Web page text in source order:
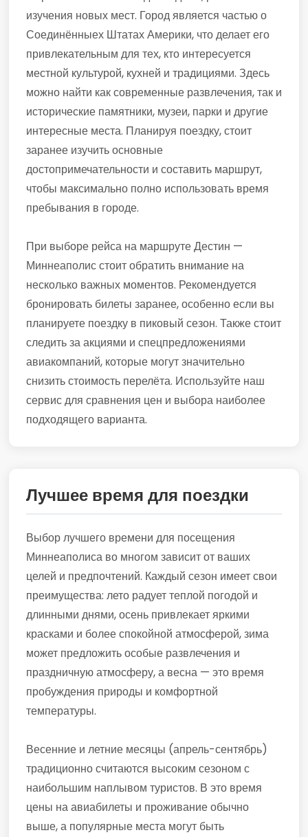
изучения новых мест. Город является частью о
Соединённыех Штатах Америки, что делает его
привлекательным для тех, кто интересуется
местной культурой, кухней и традициями. Здесь
можно найти как современные развлечения, так и
исторические памятники, музеи, парки и другие
интересные места. Планируя поездку, стоит
заранее изучить основные
достопримечательности и составить маршрут,
чтобы максимально полно использовать время
пребывания в городе.
При выборе рейса на маршруте Дестин —
Миннеаполис стоит обратить внимание на
несколько важных моментов. Рекомендуется
бронировать билеты заранее, особенно если вы
планируете поездку в пиковый сезон. Также стоит
следить за акциями и спецпредложениями
авиакомпаний, которые могут значительно
снизить стоимость перелёта. Используйте наш
сервис для сравнения цен и выбора наиболее
подходящего варианта.
Лучшее время для поездки
Выбор лучшего времени для посещения
Миннеаполиса во многом зависит от ваших
целей и предпочтений. Каждый сезон имеет свои
преимущества: лето радует теплой погодой и
длинными днями, осень привлекает яркими
красками и более спокойной атмосферой, зима
может предложить особые развлечения и
праздничную атмосферу, а весна — это время
пробуждения природы и комфортной
температуры.
Весенние и летние месяцы (апрель-сентябрь)
традиционно считаются высоким сезоном с
наибольшим наплывом туристов. В это время
цены на авиабилеты и проживание обычно
выше, а популярные места могут быть